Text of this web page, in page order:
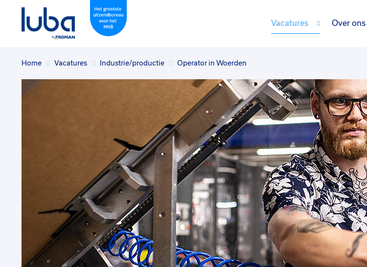
Vacatures Over ons
Home Vacatures Industrie/productie Operator in Woerden